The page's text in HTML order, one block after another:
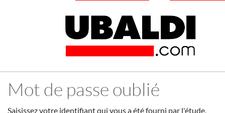
Mot de passe oublié
Saisissez votre identifiant qui vous a été fourni par l'étude,